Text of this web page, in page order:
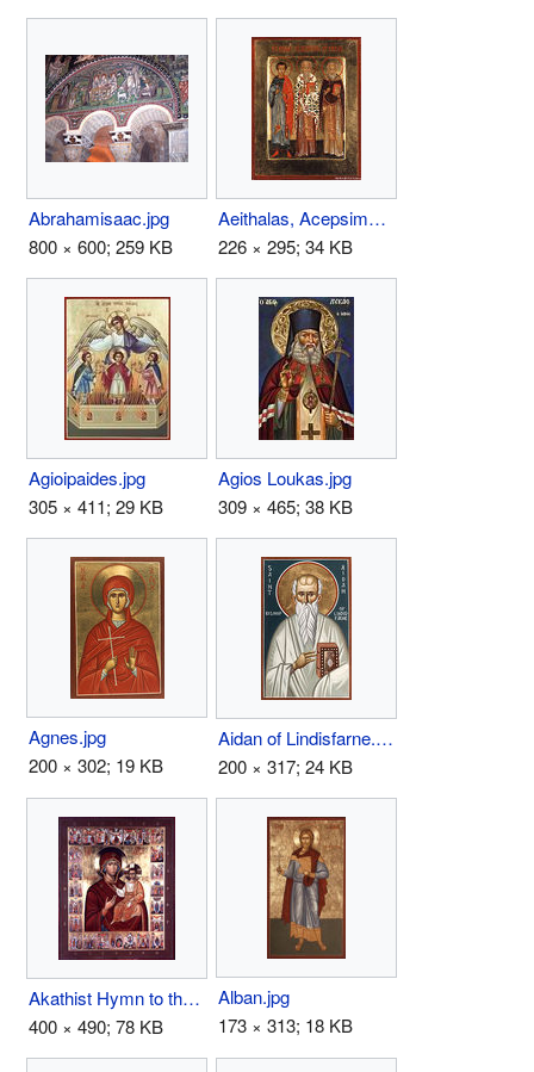
Abrahamisaac.jpg
800 × 600; 259 KB
Aeithalas, Acepsimus, and Joseph.jpg
226 × 295; 34 KB
Agioipaides.jpg
305 × 411; 29 KB
Agios Loukas.jpg
309 × 465; 38 KB
Agnes.jpg
200 × 302; 19 KB
Aidan of Lindisfarne.jpg
200 × 317; 24 KB
Akathist Hymn to the Theotokos icon.jpg
400 × 490; 78 KB
Alban.jpg
173 × 313; 18 KB